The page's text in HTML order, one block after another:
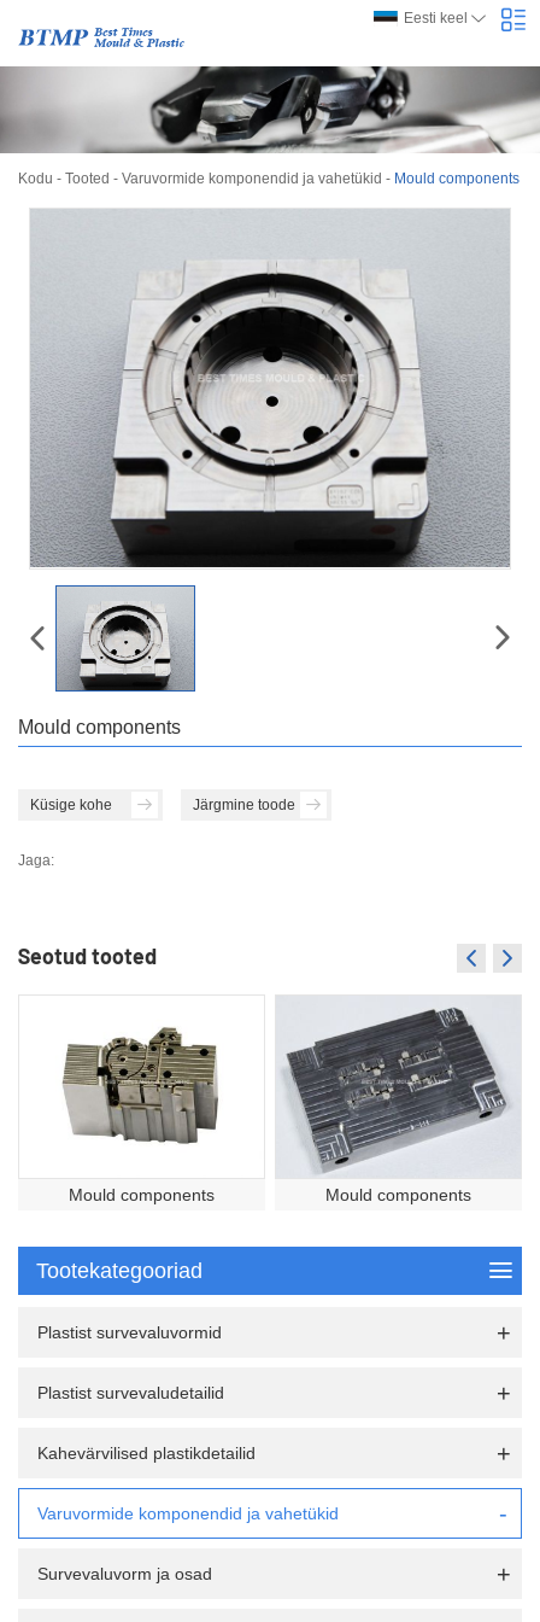
Eesti keel
Kodu - Tooted - Varuvormide komponendid ja vahetükid - Mould components
Mould components
Küsige kohe Järgmine toode
Jaga:
Seotud tooted
Mould components Mould components
Tootekategooriad
Plastist survevaluvormid
Plastist survevaludetailid
Kahevärvilised plastikdetailid
Varuvormide komponendid ja vahetükid
Survevaluvorm ja osad